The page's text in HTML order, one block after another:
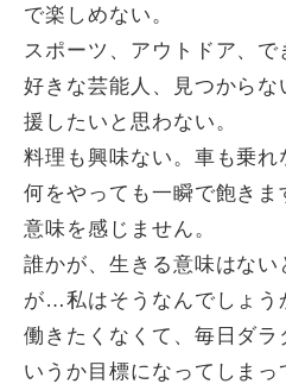
で楽しめない。
スポーツ、アウトドア、で
好きな芸能人、見つから
援したいと思わない。
料理も興味ない。車も乗れ
何をやっても一瞬で飽きま
意味を感じません。
誰かが、生きる意味はない
が…私はそうなんでしょう
働きたくなくて、毎日ダラ
いうか目標になってしまっ